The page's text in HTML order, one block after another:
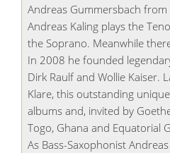
Andreas Gummersbach
Andreas Kaling plays the
the Soprano. Meanwhile
In 2008 he founded
Dirk Raulf and Wollie Kaiser.
Klare, this outstanding
albums and, invited by
Togo, Ghana and Equatorial
As Bass-Saxophonist